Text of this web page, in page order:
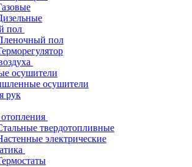
пол
пол
осушители
осушители
рук
твердотопливные
электрические